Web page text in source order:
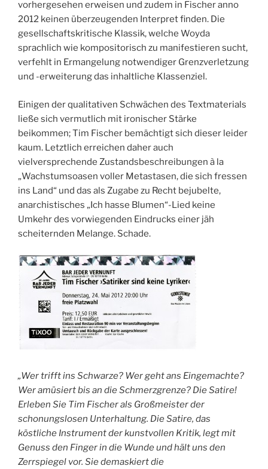
vorhergesehen erweisen und zudem in Fischer anno
2012 keinen überzeugenden Interpret finden. Die
gesellschaftskritische Klassik, welche Woyda
sprachlich wie kompositorisch zu manifestieren sucht,
verfehlt in Ermangelung notwendiger Grenzverletzung
und -erweiterung das inhaltliche Klassenziel.
Einigen der qualitativen Schwächen des Textmaterials
ließe sich vermutlich mit ironischer Stärke
beikommen; Tim Fischer bemächtigt sich dieser leider
kaum. Letztlich erreichen daher auch
vielversprechende Zustandsbeschreibungen à la
„Wachstumsoasen voller Metastasen, die sich fressen
ins Land“ und das als Zugabe zu Recht bejubelte,
anarchistisches „Ich hasse Blumen“-Lied keine
Umkehr des vorwiegenden Eindrucks einer jäh
scheiternden Melange. Schade.
„Wer trifft ins Schwarze? Wer geht ans Eingemachte?
Wer amüsiert bis an die Schmerzgrenze? Die Satire!
Erleben Sie Tim Fischer als Großmeister der
schonungslosen Unterhaltung. Die Satire, das
köstliche Instrument der kunstvollen Kritik, legt mit
Genuss den Finger in die Wunde und hält uns den
Zerrspiegel vor. Sie demaskiert die